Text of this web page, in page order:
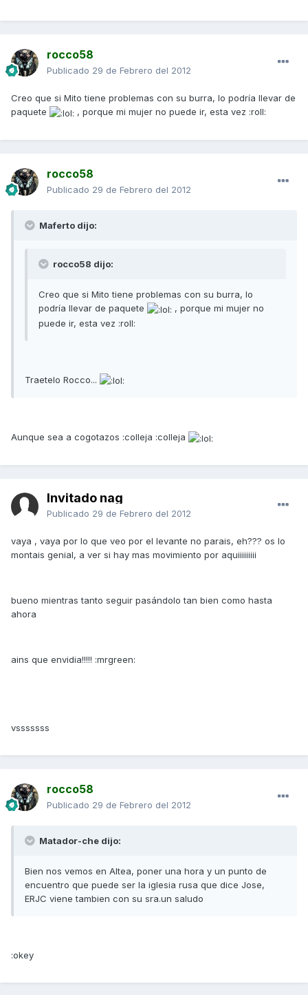
rocco58
Publicado 29 de Febrero del 2012
Creo que si Mito tiene problemas con su burra, lo podría llevar de
paquete
, porque mi mujer no puede ir, esta vez :roll:
rocco58
Publicado 29 de Febrero del 2012
Maferto dijo:
rocco58 dijo:
Creo que si Mito tiene problemas con su burra, lo
podría llevar de paquete
, porque mi mujer no
puede ir, esta vez :roll:
Traetelo Rocco...
Aunque sea a cogotazos :colleja :colleja
Invitado nag
Publicado 29 de Febrero del 2012
vaya , vaya por lo que veo por el levante no parais, eh??? os lo
montais genial, a ver si hay mas movimiento por aquiiiiiiiii
bueno mientras tanto seguir pasándolo tan bien como hasta
ahora
ains que envidia!!!!! :mrgreen:
vsssssss
rocco58
Publicado 29 de Febrero del 2012
Matador-che dijo:
Bien nos vemos en Altea, poner una hora y un punto de
encuentro que puede ser la iglesia rusa que dice Jose,
ERJC viene tambien con su sra.un saludo
:okey